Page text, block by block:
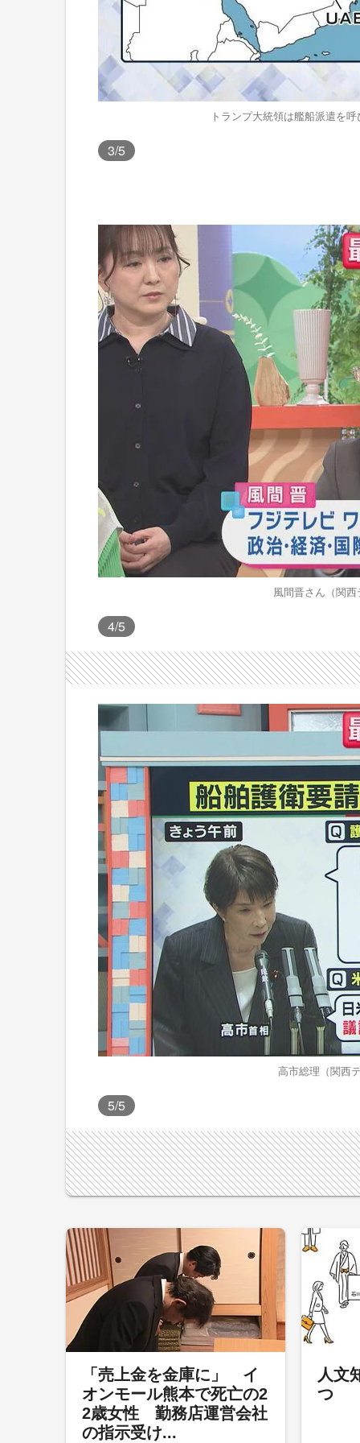
トランプ大統領は艦船派遣を
3/5
風間晋さん（関
4/5
高市総理（関西
5/5
「売上金を金庫に」 イ
オンモール熊本で死亡の2
2歳女性 勤務店運営会社
の指示受け...
人文
つ